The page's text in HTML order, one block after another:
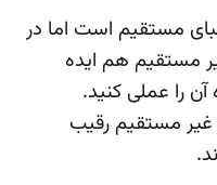
مستقیم است اما در
مستقیم هم ایده
را عملی کنید.
مستقیم رقیب